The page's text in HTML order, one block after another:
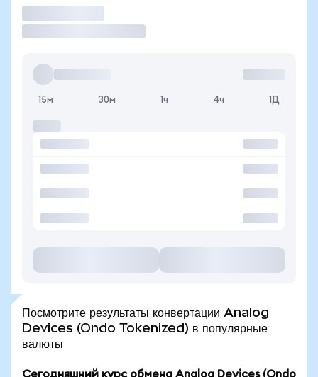
15м 30м 1ч 4ч 1Д
Посмотрите результаты конвертации Analog
Devices (Ondo Tokenized) в популярные
валюты
Сегодняшний курс обмена Analog Devices (Ondo